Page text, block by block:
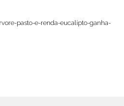
pasto-e-renda-eucalipto-ganha-